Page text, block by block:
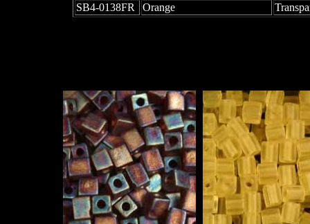
SB4-0138FR
Orange